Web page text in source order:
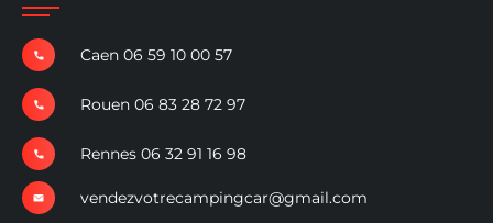
Caen 06 59 10 00 57
Rouen 06 83 28 72 97
Rennes 06 32 91 16 98
vendezvotrecampingcar@gmail.com